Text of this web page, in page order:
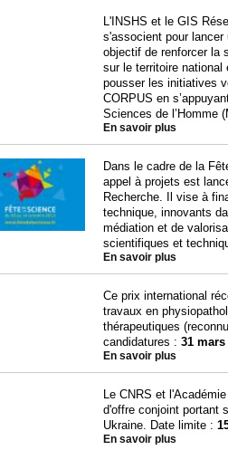
L'INSHS et le GIS
s'associent pour
objectif de renforcer la
sur le territoire national
pousser les initiatives
CORPUS en
Sciences de l’Homme
En savoir plus
Dans le cadre de la
appel à projets est
Recherche. Il vise à
technique, innovants
médiation et de
scientifiques et
En savoir plus
Ce prix international
travaux en
thérapeutiques
candidatures : 31 mars
En savoir plus
Le CNRS et
d'offre conjoint portant
Ukraine. Date limite :
En savoir plus